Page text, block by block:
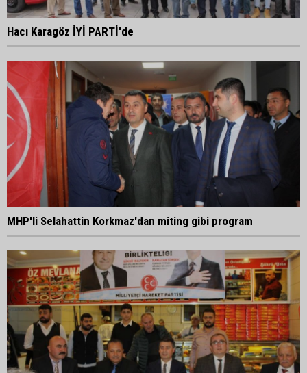
Hacı Karagöz İYİ PARTİ'de
MHP'li Selahattin Korkmaz'dan miting gibi program